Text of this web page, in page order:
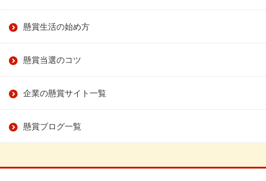
懸賞生活の始め方
懸賞当選のコツ
企業の懸賞サイト一覧
懸賞ブログ一覧